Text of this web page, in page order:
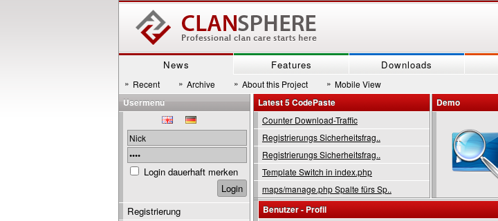
News Features Downloads
» Recent » Archive » About this Project » Mobile View
Latest 5 CodePaste
Counter Download-Traffic
Registrierungs Sicherheitsfrag..
Registrierungs Sicherheitsfrag..
Template Switch in index.php
maps/manage.php Spalte fürs Sp..
Demo
Benutzer - Profil
Usermenu
Login dauerhaft merken
Registrierung